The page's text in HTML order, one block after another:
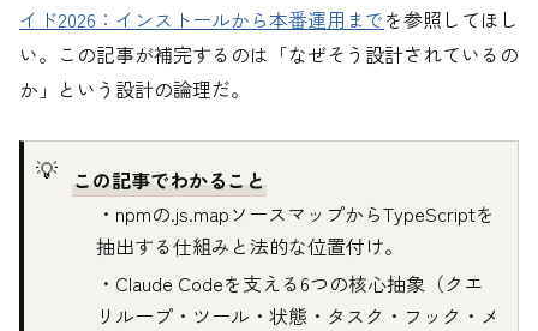
イド2026：インストールから本番運用までを参照してほし
い。この記事が補完するのは「なぜそう設計されているの
か」という設計の論理だ。
この記事でわかること
・npmの.js.mapソースマップからTypeScriptを
抽出する仕組みと法的な位置付け。
・Claude Codeを支える6つの核心抽象（クエ
リループ・ツール・状態・タスク・フック・メ